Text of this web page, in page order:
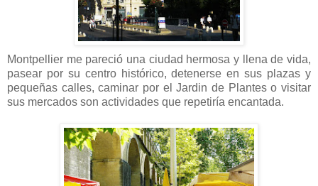
Montpellier me pareció una ciudad hermosa y llena de vida,
pasear por su centro histórico, detenerse en sus plazas y
pequeñas calles, caminar por el Jardin de Plantes o visitar
sus mercados son actividades que repetiría encantada.